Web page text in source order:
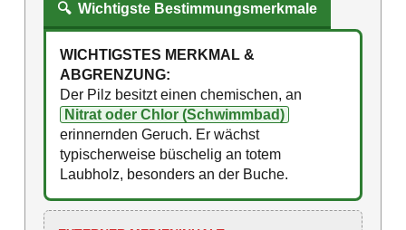
🔍 Wichtigste Bestimmungsmerkmale
WICHTIGSTES MERKMAL &
ABGRENZUNG:
Der Pilz besitzt einen chemischen, an
Nitrat oder Chlor (Schwimmbad)
erinnernden Geruch. Er wächst
typischerweise büschelig an totem
Laubholz, besonders an der Buche.